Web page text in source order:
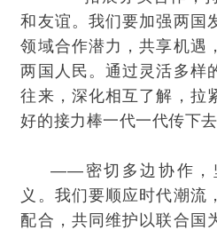
和友谊。我们要加强两国
领域合作潜力，共享机遇
两国人民。通过灵活多样
往来，深化相互了解，拉
好的接力棒一代一代传下去
——密切多边协作，
义。我们要顺应时代潮流
配合，共同维护以联合国